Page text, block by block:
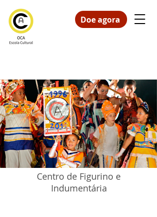
Doe agora
Centro de Figurino e
Indumentária